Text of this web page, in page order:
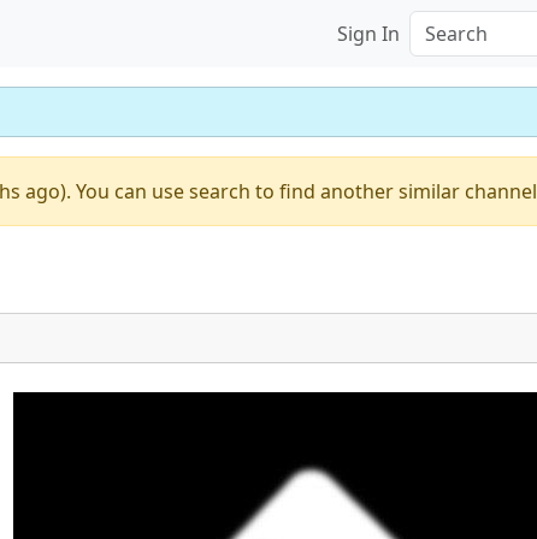
Sign In
ago). You can use search to find another similar channel